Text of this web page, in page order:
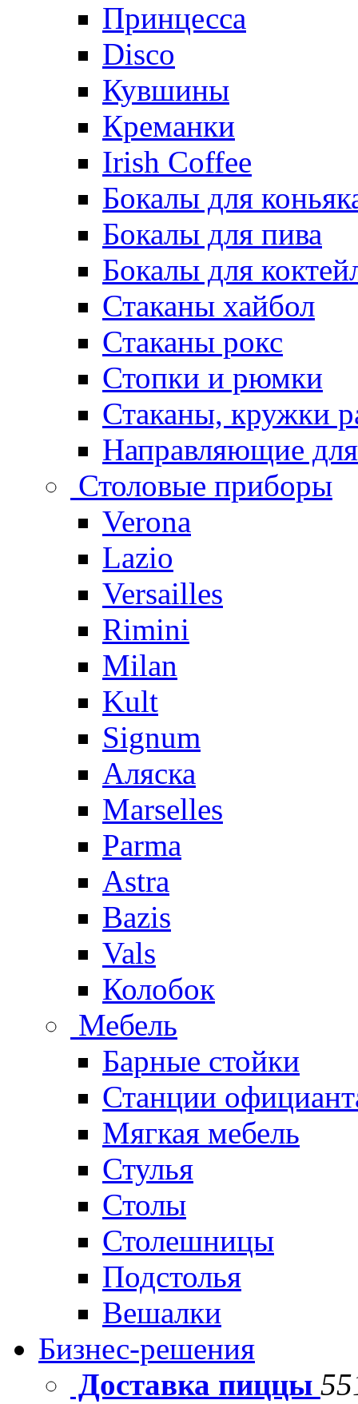
Принцесса
Disco
Кувшины
Креманки
Irish Coffee
Бокалы для
Бокалы для пива
Бокалы для
Стаканы хайбол
Стаканы рокс
Стопки и рюмки
Стаканы, кружки
Направляющие
Столовые приборы
Verona
Lazio
Versailles
Rimini
Milan
Kult
Signum
Аляска
Marselles
Parma
Astra
Bazis
Vals
Колобок
Мебель
Барные стойки
Станции
Мягкая мебель
Стулья
Столы
Столешницы
Подстолья
Вешалки
Бизнес-решения
Доставка пиццы